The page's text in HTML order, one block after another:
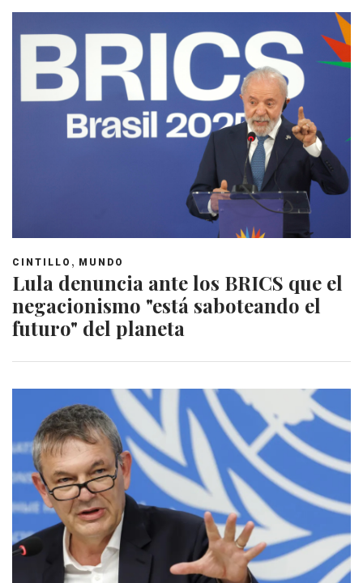
CINTILLO , MUNDO
Lula denuncia ante los BRICS que el
negacionismo "está saboteando el
futuro" del planeta